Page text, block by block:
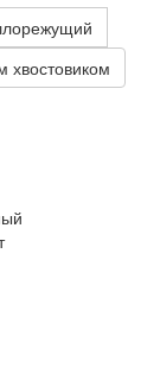
хвостовиком